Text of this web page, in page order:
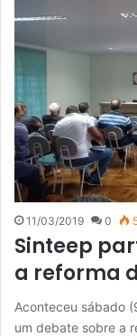
11/03/2019 0
Sinteep
a reforma
Aconteceu sábado
um debate sobre a